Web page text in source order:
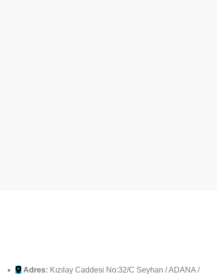
Adres: Kızılay Caddesi No:32/C Seyhan / ADANA /